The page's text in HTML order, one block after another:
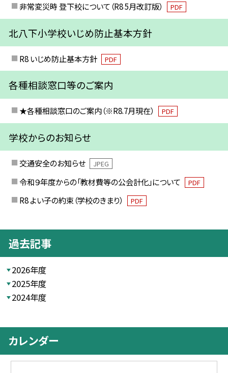
非常変災時 登下校について（R8 5月改訂版） PDF
北八下小学校いじめ防止基本方針
R8 いじめ防止基本方針 PDF
各種相談窓口等のご案内
★各種相談窓口のご案内（※R8.7月現在） PDF
学校からのお知らせ
交通安全のお知らせ JPEG
令和９年度からの「教材費等の公会計化」について PDF
R8 よい子の約束（学校のきまり） PDF
過去記事
2026年度
2025年度
2024年度
カレンダー